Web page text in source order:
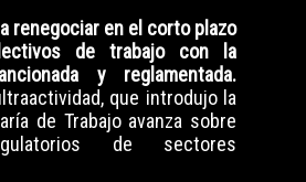
renegociar en el corto plazo
de trabajo con la
y reglamentada.
que introdujo la
de Trabajo avanza sobre
de sectores